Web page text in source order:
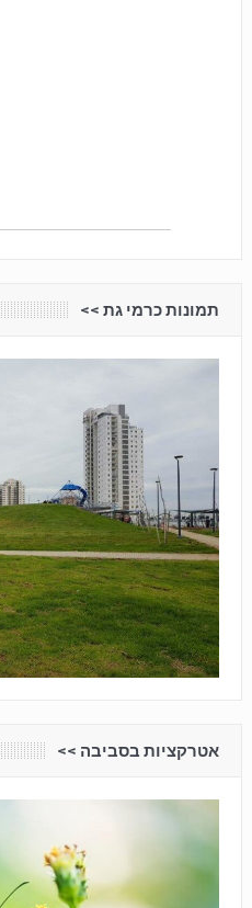
תמונות כרמי גת <<
אטרקציות בסביבה <<